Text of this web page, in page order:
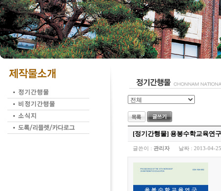
[정기간행물] 용봉수학교육연구
글쓴이 : 관리자 날짜 : 2013-04-